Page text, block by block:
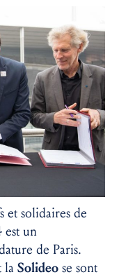
et solidaires de
est un
de Paris.
la Solideo se sont